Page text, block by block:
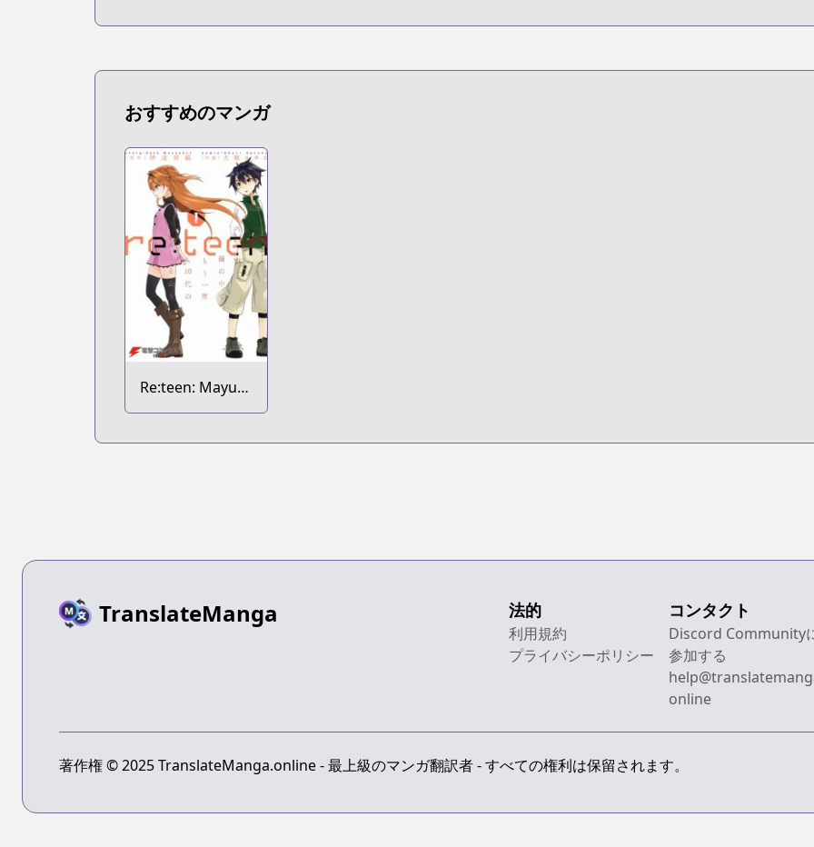
おすすめのマンガ
Re:teen: Mayu
no Naka de
TranslateManga 法的
利用規約
プライバシーポリシー
コンタクト
Discord Community
参加する
online
著作権 © 2025 TranslateManga.online - 最上級のマンガ翻訳者 - すべての権利は保留されます。